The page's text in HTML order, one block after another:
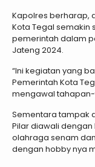
Kapolres berharap,
Kota Tegal semakin
pemerintah dalam
Jateng 2024.
“Ini kegiatan yang
Pemerintah Kota
mengawal tahapan-
Sementara tampak
Pilar diawali
olahraga senam
dengan hobby nya